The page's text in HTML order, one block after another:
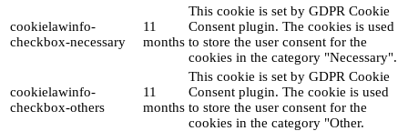
cookielawinfo-
checkbox-necessary
11
months
This cookie is set by GDPR Cookie
Consent plugin. The cookies is used
to store the user consent for the
cookies in the category "Necessary".
cookielawinfo-
checkbox-others
11
months
This cookie is set by GDPR Cookie
Consent plugin. The cookie is used
to store the user consent for the
cookies in the category "Other.